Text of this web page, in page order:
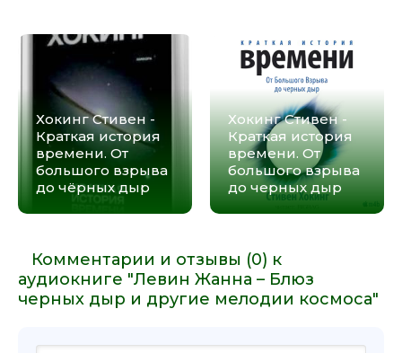
Хокинг Стивен -
Краткая история
времени. От
большого взрыва
до чёрных дыр
Хокинг Стивен -
Краткая история
времени. От
большого взрыва
до черных дыр
Комментарии и отзывы (0) к
аудиокниге "Левин Жанна – Блюз
черных дыр и другие мелодии космоса"